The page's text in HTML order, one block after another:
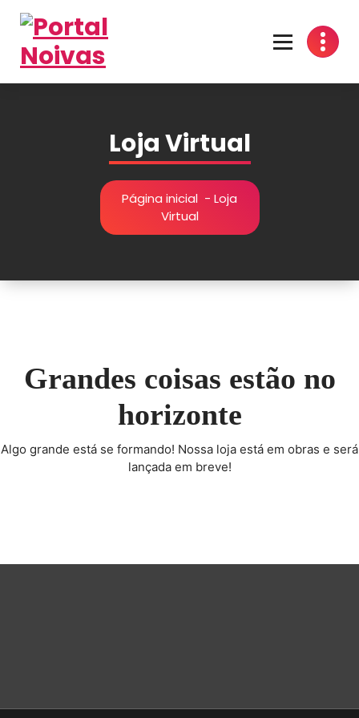
inspirações e organização prática no Portal Noivas. 💍👰
Loja Virtual
Página inicial - Loja
Virtual
Grandes coisas estão no
horizonte
Algo grande está se formando! Nossa loja está em obras e será
lançada em breve!